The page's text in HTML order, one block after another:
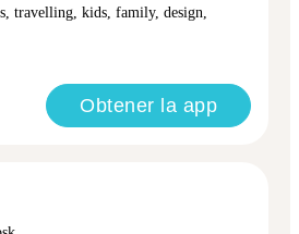
travelling, kids, family, design,
Obtener la app